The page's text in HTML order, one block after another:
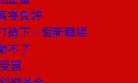
零負評
造下一個新職場
不了
惠